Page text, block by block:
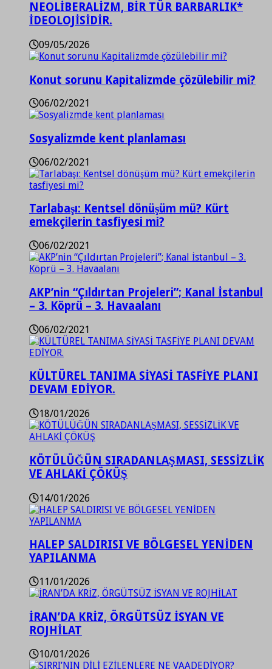
NEOLİBERALİZM, BİR TÜR BARBARLIK*
İDEOLOJİSİDİR.
09/05/2026
Konut sorunu Kapitalizmde çözülebilir mi?
06/02/2021
Sosyalizmde kent planlaması
06/02/2021
Tarlabaşı: Kentsel dönüşüm mü? Kürt
emekçilerin tasfiyesi mi?
06/02/2021
AKP’nin “Çıldırtan Projeleri”; Kanal İstanbul
– 3. Köprü – 3. Havaalanı
06/02/2021
KÜLTÜREL TANIMA SİYASİ TASFİYE PLANI
DEVAM EDİYOR.
18/01/2026
KÖTÜLÜĞÜN SIRADANLAŞMASI, SESSİZLİK
VE AHLAKİ ÇÖKÜŞ
14/01/2026
HALEP SALDIRISI VE BÖLGESEL YENİDEN
YAPILANMA
11/01/2026
İRAN’DA KRİZ, ÖRGÜTSÜZ İSYAN VE
ROJHİLAT
10/01/2026